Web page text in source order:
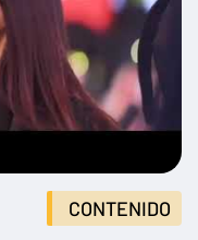
CONTENIDO